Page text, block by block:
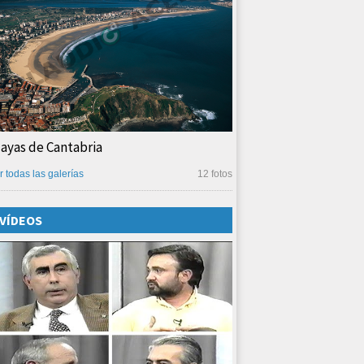
de Cantabria
12 fotos
todas las galerías
VÍDEOS